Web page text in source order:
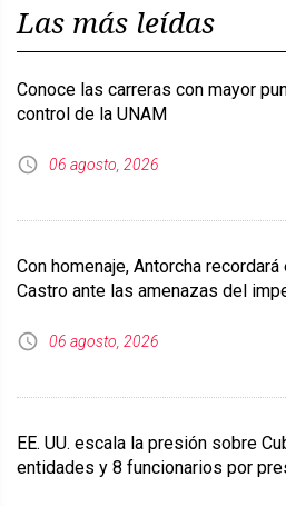
Las más leídas
Conoce las carreras con mayor
control de la UNAM
06 agosto, 2026
Con homenaje, Antorcha
Castro ante las amenazas del
06 agosto, 2026
EE. UU. escala la presión sobre
entidades y 8 funcionarios por